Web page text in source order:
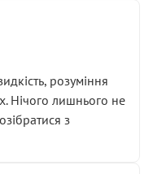
розуміння
Нічого лишнього не
з